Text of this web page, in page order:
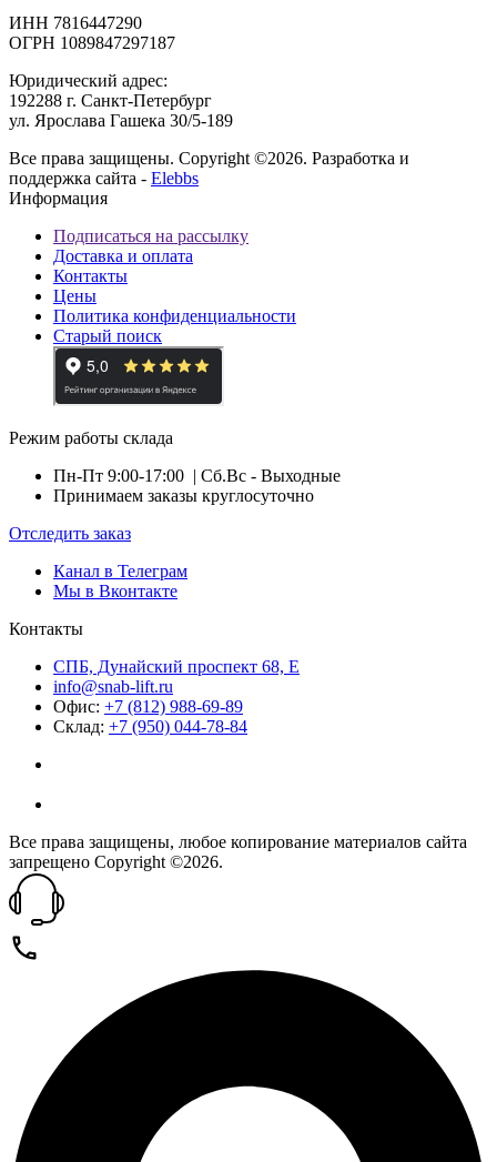
ИНН 7816447290
ОГРН 1089847297187
Юридический адрес:
192288 г. Санкт-Петербург
ул. Ярослава Гашека 30/5-189
Все права защищены. Copyright ©2026. Разработка и
поддержка сайта - Elebbs
Информация
Подписаться на рассылку
Доставка и оплата
Контакты
Цены
Политика конфиденциальности
Старый поиск
Режим работы склада
Пн-Пт 9:00-17:00 | Сб.Вс - Выходные
Принимаем заказы круглосуточно
Отследить заказ
Канал в Телеграм
Мы в Вконтакте
Контакты
СПБ, Дунайский проспект 68, Е
info@snab-lift.ru
Офис: +7 (812) 988-69-89
Склад: +7 (950) 044-78-84
Все права защищены, любое копирование материалов сайта
запрещено Copyright ©2026.